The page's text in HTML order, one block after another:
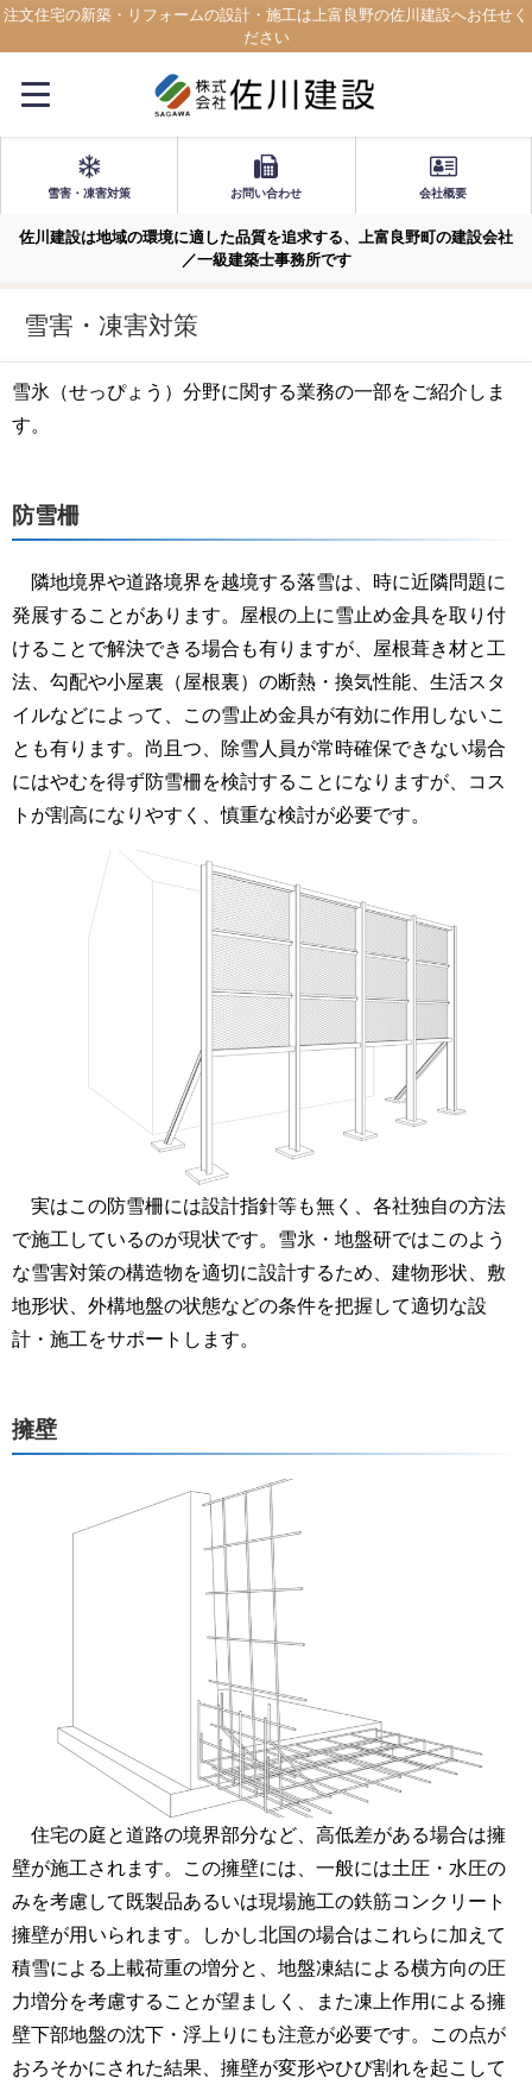
注文住宅の新築・リフォームの設計・施工は上富良野の佐川建設へお任せく
ださい
雪害・凍害対策 お問い合わせ 会社概要
佐川建設は地域の環境に適した品質を追求する、上富良野町の建設会社
／一級建築士事務所です
雪害・凍害対策
雪氷（せっぴょう）分野に関する業務の一部をご紹介しま
す。
防雪柵
隣地境界や道路境界を越境する落雪は、時に近隣問題に
発展することがあります。屋根の上に雪止め金具を取り付
けることで解決できる場合も有りますが、屋根葺き材と工
法、勾配や小屋裏（屋根裏）の断熱・換気性能、生活スタ
イルなどによって、この雪止め金具が有効に作用しないこ
とも有ります。尚且つ、除雪人員が常時確保できない場合
にはやむを得ず防雪柵を検討することになりますが、コス
トが割高になりやすく、慎重な検討が必要です。
実はこの防雪柵には設計指針等も無く、各社独自の方法
で施工しているのが現状です。雪氷・地盤研ではこのよう
な雪害対策の構造物を適切に設計するため、建物形状、敷
地形状、外構地盤の状態などの条件を把握して適切な設
計・施工をサポートします。
擁壁
住宅の庭と道路の境界部分など、高低差がある場合は擁
壁が施工されます。この擁壁には、一般には土圧・水圧の
みを考慮して既製品あるいは現場施工の鉄筋コンクリート
擁壁が用いられます。しかし北国の場合はこれらに加えて
積雪による上載荷重の増分と、地盤凍結による横方向の圧
力増分を考慮することが望ましく、また凍上作用による擁
壁下部地盤の沈下・浮上りにも注意が必要です。この点が
おろそかにされた結果、擁壁が変形やひび割れを起こして